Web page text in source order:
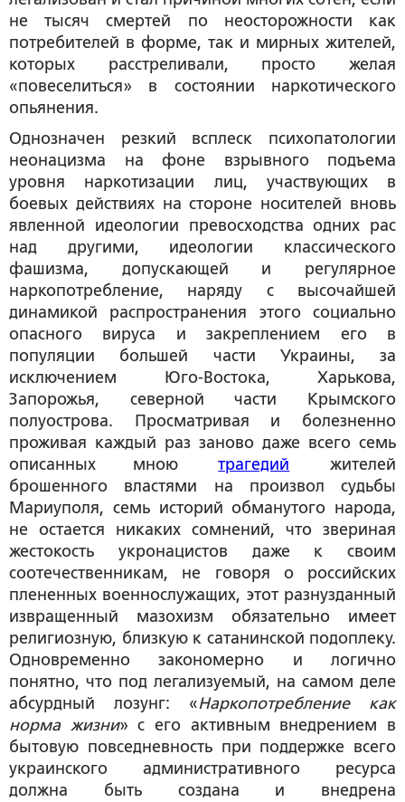
не тысяч смертей по неосторожности как
потребителей в форме, так и мирных жителей,
которых расстреливали, просто желая
«повеселиться» в состоянии наркотического
опьянения.
Однозначен резкий всплеск психопатологии
неонацизма на фоне взрывного подъема
уровня наркотизации лиц, участвующих в
боевых действиях на стороне носителей вновь
явленной идеологии превосходства одних рас
над другими, идеологии классического
фашизма, допускающей и регулярное
наркопотребление, наряду с высочайшей
динамикой распространения этого социально
опасного вируса и закреплением его в
популяции большей части Украины, за
исключением Юго-Востока, Харькова,
Запорожья, северной части Крымского
полуострова. Просматривая и болезненно
проживая каждый раз заново даже всего семь
описанных мноютрагедий жителей
брошенного властями на произвол судьбы
Мариуполя, семь историй обманутого народа,
не остается никаких сомнений, что звериная
жестокость укронацистов даже к своим
соотечественникам, не говоря о российских
плененных военнослужащих, этот разнузданный
извращенный мазохизм обязательно имеет
религиозную, близкую к сатанинской подоплеку.
Одновременно закономерно и логично
понятно, что под легализуемый, на самом деле
абсурдный лозунг: «Наркопотребление как
норма жизни» с его активным внедрением в
бытовую повседневность при поддержке всего
украинского административного ресурса
должна быть создана и внедрена